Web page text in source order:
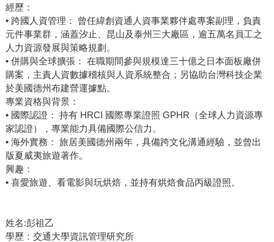
經歷：
• 跨國人資管理： 曾任緯創資通人資事業夥伴處專案副理，負責
元件事業群，涵蓋汐止、昆山及泰州三大廠區，逾五萬名員工之
人力資源發展與策略規劃。
• 併購與全球擴張： 在職期間參與規模達三十億之日本面板廠併
購案，主責人資數據稽核與人資系統整合；另協助台灣科技企業
於美國德州布建營運據點。
專業資格與背景：
• 國際認證： 持有 HRCI 國際專業證照 GPHR（全球人力資源專
家認證），專業能力具備國際公信力。
• 海外實務： 旅居美國德州兩年，具備跨文化溝通經驗，並曾出
版夏威夷旅遊著作。
興趣：
• 喜愛旅遊、看電影與玩烘焙，並持有烘焙食品丙級證照。
姓名:彭祖乙
學歷：交通大學資訊管理研究所